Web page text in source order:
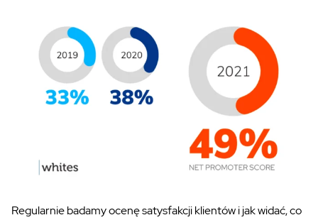
Regularnie badamy ocenę satysfakcji klientów i jak widać, co